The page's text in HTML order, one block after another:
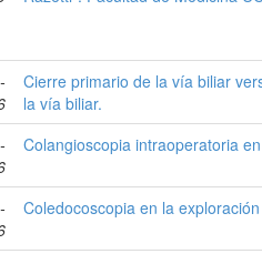
Cierre primario de la vía biliar
la vía biliar.
Colangioscopia intraoperatoria
Coledocoscopia en la